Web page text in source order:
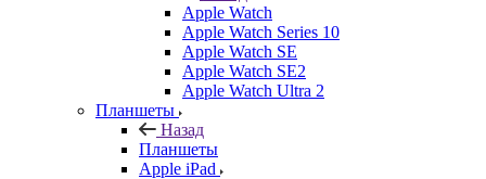
Apple Watch
Apple Watch Series 10
Apple Watch SE
Apple Watch SE2
Apple Watch Ultra 2
Планшеты
Назад
Планшеты
Apple iPad